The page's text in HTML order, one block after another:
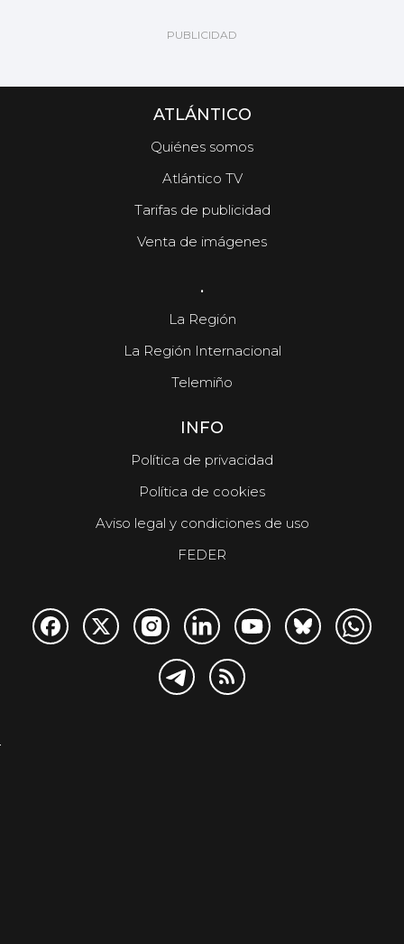
ATLÁNTICO
Quiénes somos
Atlántico TV
Tarifas de publicidad
Venta de imágenes
.
La Región
La Región Internacional
Telemiño
INFO
Política de privacidad
Política de cookies
Aviso legal y condiciones de uso
FEDER